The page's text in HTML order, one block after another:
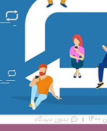
بدون دیدگاه